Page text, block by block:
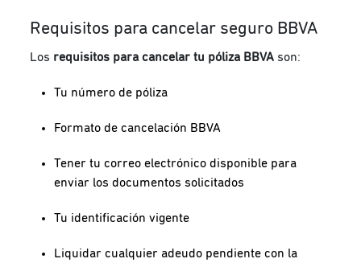
Requisitos para cancelar seguro BBVA
Los requisitos para cancelar tu póliza BBVA son:
Tu número de póliza
Formato de cancelación BBVA
Tener tu correo electrónico disponible para
enviar los documentos solicitados
Tu identificación vigente
Liquidar cualquier adeudo pendiente con la